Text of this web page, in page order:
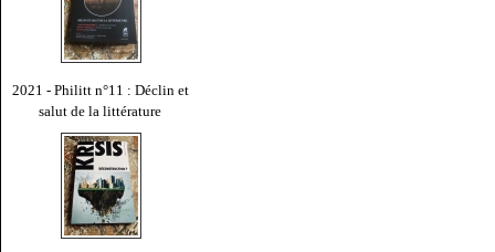
2021 - Philitt n°11 : Déclin et
salut de la littérature